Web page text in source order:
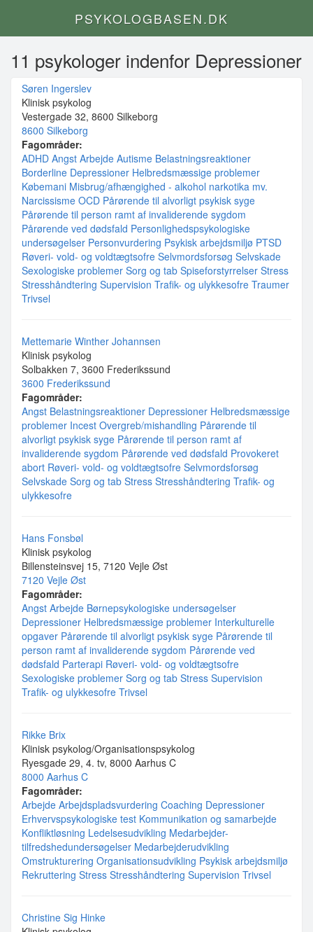
PSYKOLOGBASEN.DK
11 psykologer indenfor Depressioner
Søren Ingerslev
Klinisk psykolog
Vestergade 32, 8600 Silkeborg
8600 Silkeborg
Fagområder:
ADHD Angst Arbejde Autisme Belastningsreaktioner
Borderline Depressioner Helbredsmæssige problemer
Købemani Misbrug/afhængighed - alkohol narkotika mv.
Narcissisme OCD Pårørende til alvorligt psykisk syge
Pårørende til person ramt af invaliderende sygdom
Pårørende ved dødsfald Personlighedspsykologiske
undersøgelser Personvurdering Psykisk arbejdsmiljø PTSD
Røveri- vold- og voldtægtsofre Selvmordsforsøg Selvskade
Sexologiske problemer Sorg og tab Spiseforstyrrelser Stress
Stresshåndtering Supervision Trafik- og ulykkesofre Traumer
Trivsel
Mettemarie Winther Johannsen
Klinisk psykolog
Solbakken 7, 3600 Frederikssund
3600 Frederikssund
Fagområder:
Angst Belastningsreaktioner Depressioner Helbredsmæssige
problemer Incest Overgreb/mishandling Pårørende til
alvorligt psykisk syge Pårørende til person ramt af
invaliderende sygdom Pårørende ved dødsfald Provokeret
abort Røveri- vold- og voldtægtsofre Selvmordsforsøg
Selvskade Sorg og tab Stress Stresshåndtering Trafik- og
ulykkesofre
Hans Fonsbøl
Klinisk psykolog
Billensteinsvej 15, 7120 Vejle Øst
7120 Vejle Øst
Fagområder:
Angst Arbejde Børnepsykologiske undersøgelser
Depressioner Helbredsmæssige problemer Interkulturelle
opgaver Pårørende til alvorligt psykisk syge Pårørende til
person ramt af invaliderende sygdom Pårørende ved
dødsfald Parterapi Røveri- vold- og voldtægtsofre
Sexologiske problemer Sorg og tab Stress Supervision
Trafik- og ulykkesofre Trivsel
Rikke Brix
Klinisk psykolog/Organisationspsykolog
Ryesgade 29, 4. tv, 8000 Aarhus C
8000 Aarhus C
Fagområder:
Arbejde Arbejdspladsvurdering Coaching Depressioner
Erhvervspsykologiske test Kommunikation og samarbejde
Konfliktløsning Ledelsesudvikling Medarbejder-
tilfredshedundersøgelser Medarbejderudvikling
Omstrukturering Organisationsudvikling Psykisk arbejdsmiljø
Rekruttering Stress Stresshåndtering Supervision Trivsel
Christine Sig Hinke